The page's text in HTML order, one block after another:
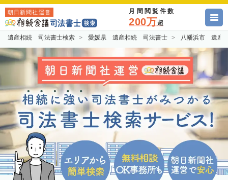
朝日新聞社運営 月間閲覧件数
200万超
遺産相続 司法書士検索 愛媛県 遺産相続 司法書士 八幡浜市 遺産